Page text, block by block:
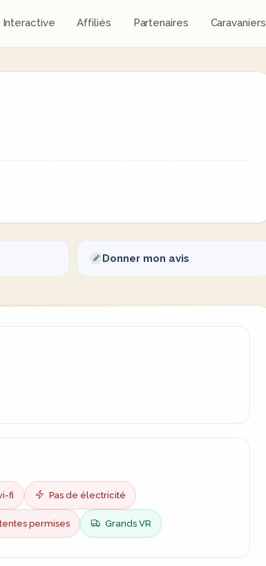
Interactive Affiliés Partenaires Caravaniers
Donner mon avis
fi Pas de électricité
permises Grands VR